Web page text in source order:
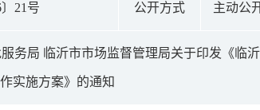
21号 公开方式 主动公
服务局 临沂市市场监督管理局关于印发《临
实施方案》的通知